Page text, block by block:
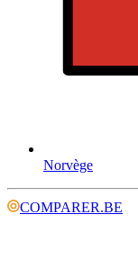
Norvège
COMPARER.BE